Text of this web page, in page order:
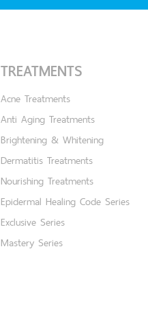
TREATMENTS
Acne Treatments
Anti Aging Treatments
Brightening & Whitening
Dermatitis Treatments
Nourishing Treatments
Epidermal Healing Code Series
Exclusive Series
Mastery Series